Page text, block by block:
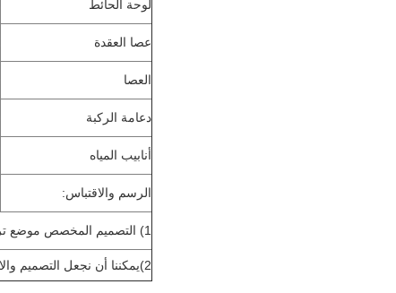
لوحة الحائط
عصا العقدة
العصا
دعامة الركبة
أنابيب المياه
الرسم والاقتباس:
1) التصميم المخصص موضع ترحيب
2)يمكننا أن نجعل التصميم والاقتباس وفقا لمتطلباتك أو رسمك